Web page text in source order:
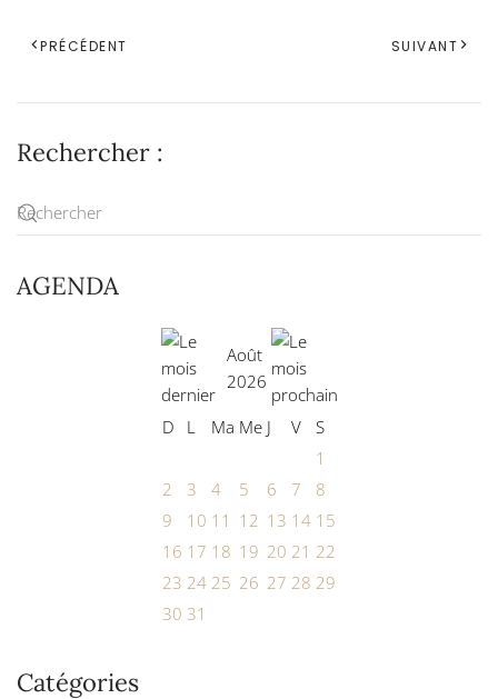
PRÉCÉDENT SUIVANT
Rechercher :
AGENDA
Août
2026
D L Ma Me J V
S
1
2
3 4 5 6 7
8
9
10 11 12 13 14 15
16 17 18 19 20 21 22
23 24 25 26 27 28 29
30 31
Catégories